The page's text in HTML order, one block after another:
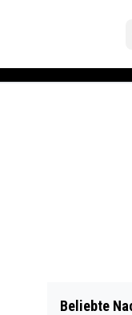
Beliebte